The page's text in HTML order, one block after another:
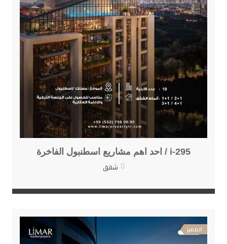
i-295 / احد اهم مشاريع اسطنبول الفاخرة
شقق
المميز